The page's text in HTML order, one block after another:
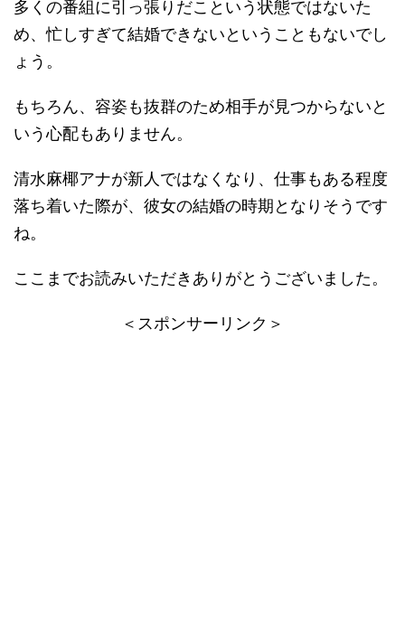
多くの番組に引っ張りだこという状態ではないた
め、忙しすぎて結婚できないということもないでし
ょう。
もちろん、容姿も抜群のため相手が見つからないと
いう心配もありません。
清水麻椰アナが新人ではなくなり、仕事もある程度
落ち着いた際が、彼女の結婚の時期となりそうです
ね。
ここまでお読みいただきありがとうございました。
＜スポンサーリンク＞